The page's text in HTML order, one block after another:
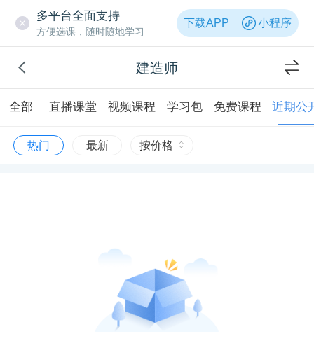
多平台全面支持
方便选课，随时随地学习
下载APP 小程序
建造师
全部 直播课堂 视频课程 学习包 免费课程 近期公
热门 最新 按价格